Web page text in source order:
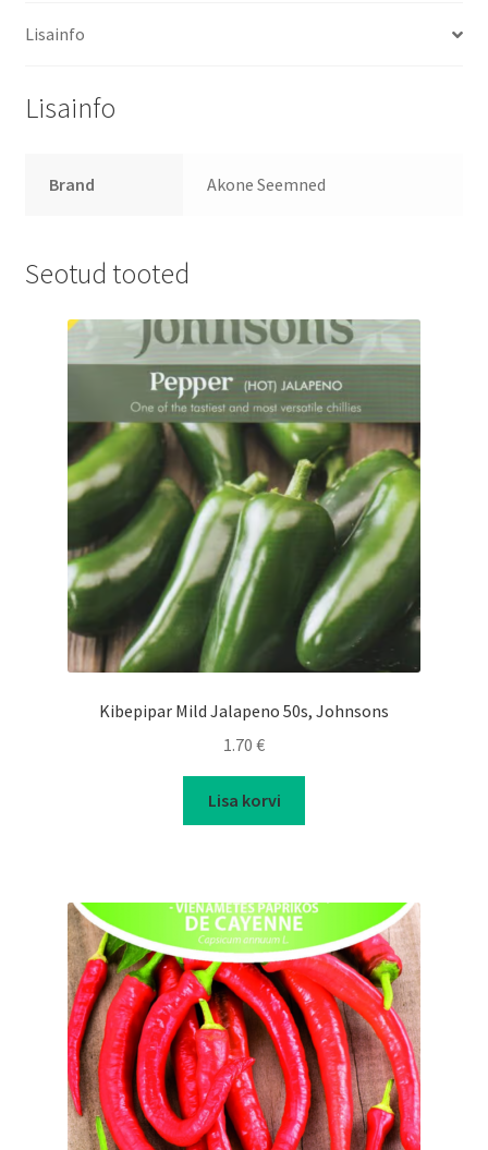
Lisainfo
Lisainfo
Brand Akone Seemned
Seotud tooted
Kibepipar Mild Jalapeno 50s, Johnsons
1.70 €
Lisa korvi